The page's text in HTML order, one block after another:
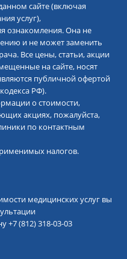
сайте (включая
услуг),
ознакомления. Она не
и не может заменить
Все цены, статьи, акции
на сайте, носят
публичной офертой
РФ).
о стоимости,
акциях, пожалуйста,
по контактным
налогов.
медицинских услуг вы
+7 (812) 318-03-03